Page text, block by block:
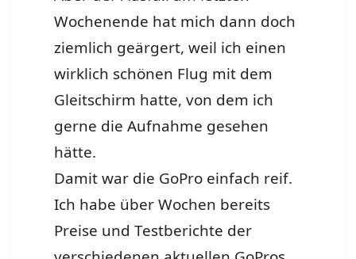
Wochenende hat mich dann doch
ziemlich geärgert, weil ich einen
wirklich schönen Flug mit dem
Gleitschirm hatte, von dem ich
gerne die Aufnahme gesehen
hätte.
Damit war die GoPro einfach reif.
Ich habe über Wochen bereits
Preise und Testberichte der